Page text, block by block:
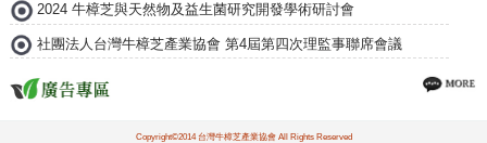
2024 牛樟芝與天然物及益生菌研究開發學術研討會
社團法人台灣牛樟芝產業協會 第4屆第四次理監事聯席會議
Copyright©2014 台灣牛樟芝產業協會 All Rights Reserved